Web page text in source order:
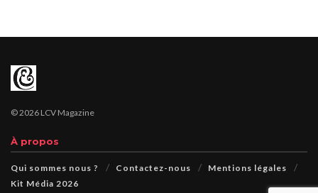
© 2026 LCV Magazine
À propos
Qui sommes nous ? Contactez-nous
Mentions légales
Kit Média 2026